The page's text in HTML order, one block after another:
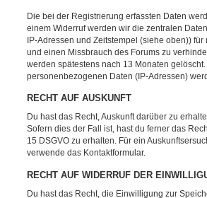
Die bei der Registrierung erfassten Daten
einem Widerruf werden wir die zentralen
IP-Adressen und Zeitstempel (siehe oben))
und einen Missbrauch des Forums zu
werden spätestens nach 13 Monaten
personenbezogenen Daten (IP-Adressen)
RECHT AUF AUSKUNFT
Du hast das Recht, Auskunft darüber zu
Sofern dies der Fall ist, hast du ferner das
15 DSGVO zu erhalten. Für ein
verwende das Kontaktformular.
RECHT AUF WIDERRUF DER
Du hast das Recht, die Einwilligung zur